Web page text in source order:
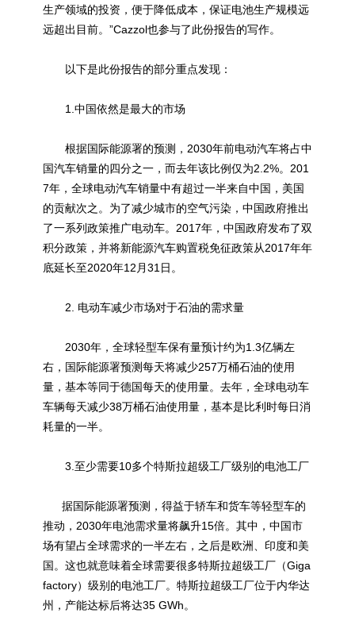
生产领域的投资，便于降低成本，保证电池生产规模远
远超出目前。”Cazzol也参与了此份报告的写作。
以下是此份报告的部分重点发现：
1.中国依然是最大的市场
根据国际能源署的预测，2030年前电动汽车将占中
国汽车销量的四分之一，而去年该比例仅为2.2%。201
7年，全球电动汽车销量中有超过一半来自中国，美国
的贡献次之。为了减少城市的空气污染，中国政府推出
了一系列政策推广电动车。2017年，中国政府发布了双
积分政策，并将新能源汽车购置税免征政策从2017年年
底延长至2020年12月31日。
2. 电动车减少市场对于石油的需求量
2030年，全球轻型车保有量预计约为1.3亿辆左
右，国际能源署预测每天将减少257万桶石油的使用
量，基本等同于德国每天的使用量。去年，全球电动车
车辆每天减少38万桶石油使用量，基本是比利时每日消
耗量的一半。
3.至少需要10多个特斯拉超级工厂级别的电池工厂
据国际能源署预测，得益于轿车和货车等轻型车的
推动，2030年电池需求量将飙升15倍。其中，中国市
场有望占全球需求的一半左右，之后是欧洲、印度和美
国。这也就意味着全球需要很多特斯拉超级工厂（Giga
factory）级别的电池工厂。特斯拉超级工厂位于内华达
州，产能达标后将达35 GWh。